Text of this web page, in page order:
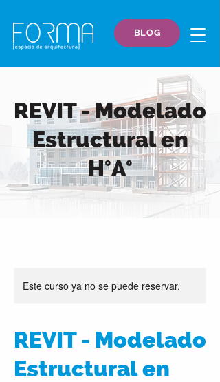
BLOG
REVIT - Modelado
Estructural en
H°A°
Este curso ya no se puede reservar.
REVIT - Modelado
Estructural en